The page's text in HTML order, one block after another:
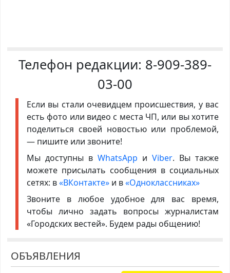
Телефон редакции: 8-909-389-
03-00
Если вы стали очевидцем происшествия, у вас
есть фото или видео с места ЧП, или вы хотите
поделиться своей новостью или проблемой,
— пишите или звоните!
Мы доступны в WhatsApp иViber. Вы также
можете присылать сообщения в социальных
сетях: в«ВКонтакте»и в«Одноклассниках»
Звоните в любое удобное для вас время,
чтобы лично задать вопросы журналистам
«Городских вестей». Будем рады общению!
ОБЪЯВЛЕНИЯ